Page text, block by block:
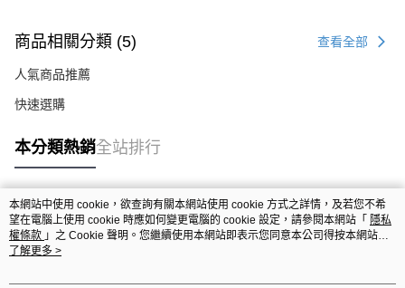
商品相關分類 (5) 查看全部
人氣商品推薦
快速選購
本分類熱銷全站排行
熱門標籤
本網站中使用 cookie，欲查詢有關本網站使用 cookie 方式之詳情，及若您不希
望在電腦上使用 cookie 時應如何變更電腦的 cookie 設定，請參閱本網站「 隱私
權條款 」之 Cookie 聲明。您繼續使用本網站即表示您同意本公司得按本網站使
用條款之 Cookie 聲明使用 cookie。
了解更多 >